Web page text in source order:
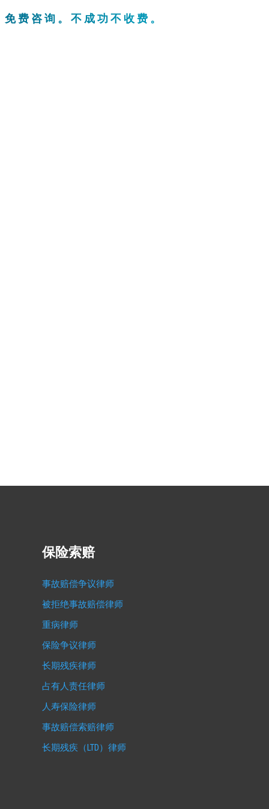
费咨询。不成功不收费。
保险索赔
事故赔偿争议律师
被拒绝事故赔偿律师
重病律师
保险争议律师
长期残疾律师
占有人责任律师
人寿保险律师
事故赔偿索赔律师
长期残疾（LTD）律师